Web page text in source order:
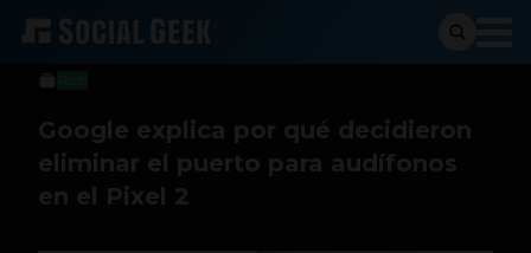
Stiven Cartagena
9 de octubre de 2017
Google explica por qué decidieron
eliminar el puerto para audífonos
en el Pixel 2